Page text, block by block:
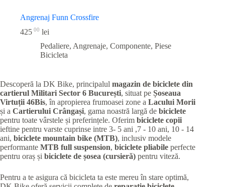
Angrenaj Funn Crossfire
425 00 lei
Pedaliere, Angrenaje, Componente, Piese
Bicicleta
Descoperă la DK Bike, principalul magazin de biciclete din
cartierul Militari Sector 6 București, situat pe Șoseaua
Virtuții 46Bis, în apropierea frumoasei zone a Lacului Morii
și a Cartierului Crângași, gama noastră largă de biciclete
pentru toate vârstele și preferințele. Oferim biciclete copii
ieftine pentru varste cuprinse intre 3- 5 ani ,7 - 10 ani, 10 - 14
ani, biciclete mountain bike (MTB), inclusiv modele
performante MTB full suspension, biciclete pliabile perfecte
pentru oraș și biciclete de șosea (cursieră) pentru viteză.
Pentru a te asigura că bicicleta ta este mereu în stare optimă,